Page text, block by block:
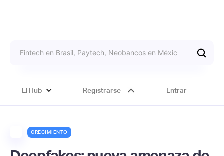
El Hub Registrarse Entrar
CRECIMIENTO